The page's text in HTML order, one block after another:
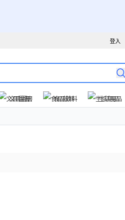
登入
文具圖書
食品飲料 生活用品